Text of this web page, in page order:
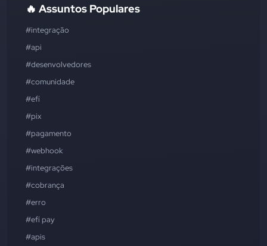
🔥 Assuntos Populares
#integração
#api
#desenvolvedores
#comunidade
#efí
#pix
#pagamento
#webhook
#integrações
#cobrança
#erro
#efí pay
#apis